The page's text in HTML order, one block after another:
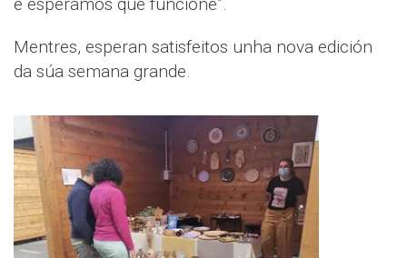
Mentres, esperan satisfeitos unha nova edición
da súa semana grande.